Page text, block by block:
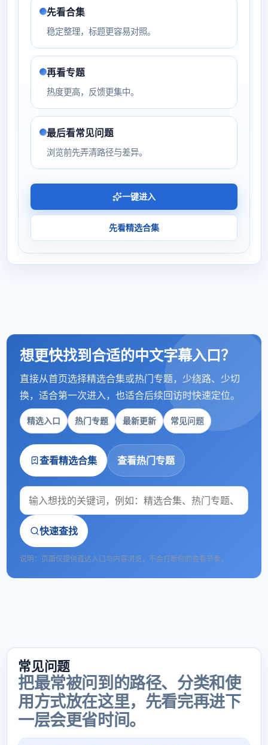
先看合集
稳定整理，标题更容易对照。
再看专题
热度更高，反馈更集中。
最后看常见问题
浏览前先弄清路径与差异。
一键进入
先看精选合集
想更快找到合适的中文字幕入口？
直接从首页选择精选合集或热门专题，少绕路、少切
换，适合第一次进入，也适合后续回访时快速定位。
精选入口 热门专题 最新更新 常见问题
查看精选合集 查看热门专题
快速查找
说明：页面仅提供直达入口与内容浏览，不会打断你的查看节奏。
常见问题
把最常被问到的路径、分类和使
用方式放在这里，先看完再进下
一层会更省时间。